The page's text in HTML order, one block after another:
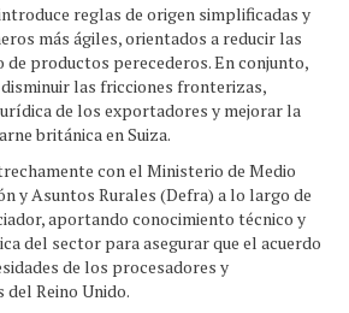
reglas de origen simplificadas y
más ágiles, orientados a reducir las
productos perecederos. En conjunto,
las fricciones fronterizas,
de los exportadores y mejorar la
británica en Suiza.
con el Ministerio de Medio
y Asuntos Rurales (Defra) a lo largo de
aportando conocimiento técnico y
del sector para asegurar que el acuerdo
de los procesadores y
Reino Unido.